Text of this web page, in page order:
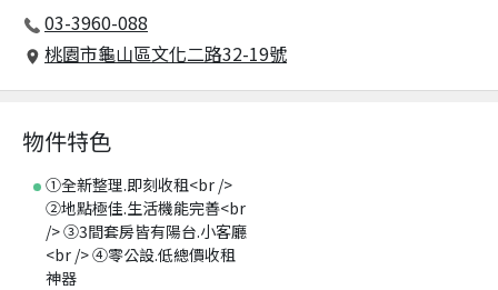
03-3960-088
桃園市龜山區文化二路32-19號
物件特色
①全新整理.即刻收租<br />
②地點極佳.生活機能完善<br
/> ③3間套房皆有陽台.小客廳
<br /> ④零公設.低總價收租
神器